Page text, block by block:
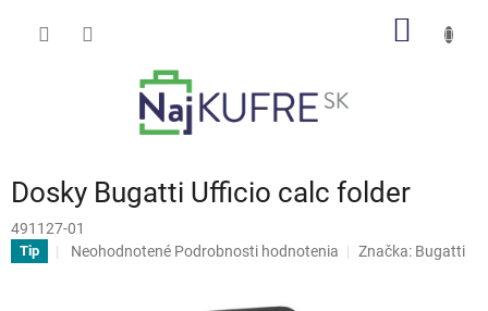
Dosky Bugatti Ufficio calc folder
491127-01
Tip
Priemerné
Neohodnotené Podrobnosti hodnotenia Značka: Bugatti